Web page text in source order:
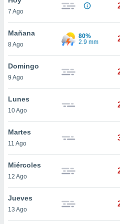
en
más
nuestra
de
cookies
aceptar
7 Ago
Mañana
8 Ago
80%
2.9 mm
Domingo
9 Ago
Lunes
10 Ago
Martes
11 Ago
Miércoles
12 Ago
Jueves
13 Ago